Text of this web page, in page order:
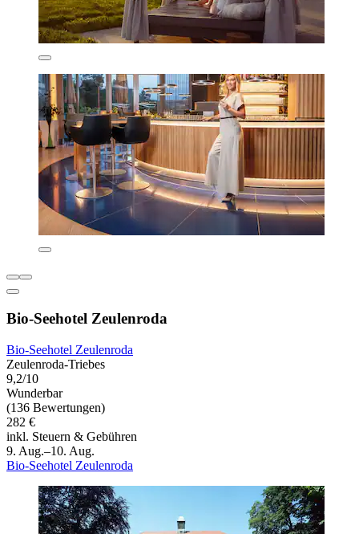
Bio-Seehotel Zeulenroda
Bio-Seehotel Zeulenroda
Zeulenroda-Triebes
9,2/10
Wunderbar
(136 Bewertungen)
282 €
inkl. Steuern & Gebühren
9. Aug.–10. Aug.
Bio-Seehotel Zeulenroda